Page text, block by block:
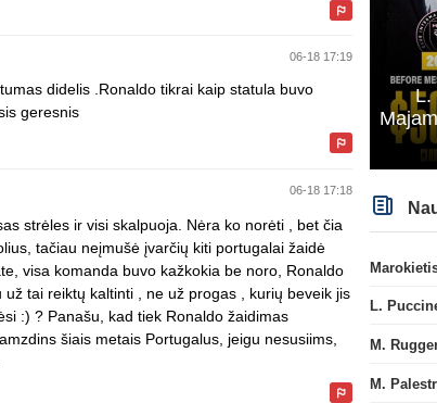
06-18 17:19
didelis .Ronaldo tikrai kaip statula buvo
geresnis
06-18 17:18
strėles ir visi skalpuoja. Nėra ko norėti , bet čia
tačiau neįmušė įvarčių kiti portugalai žaidė
visa komanda buvo kažkokia be noro, Ronaldo
tai reiktų kaltinti , ne už progas , kurių beveik jis
:) ? Panašu, kad tiek Ronaldo žaidimas
šiais metais Portugalus, jeigu nesusiims,
L.